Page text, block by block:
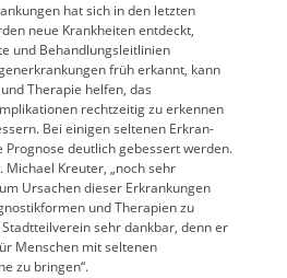
hat sich in den letzten
neue Krankheiten entdeckt,
und Behandlungs­leit­linien
früh erkannt, kann
Therapie helfen, das
rechtzeitig zu erkennen
Bei einigen seltenen Erkran­
Prognose deutlich gebessert werden.
Michael Kreuter, „noch sehr
Ursachen dieser Erkrankungen
und Therapien zu
sehr dankbar, denn er
Menschen mit seltenen
zu bringen“.